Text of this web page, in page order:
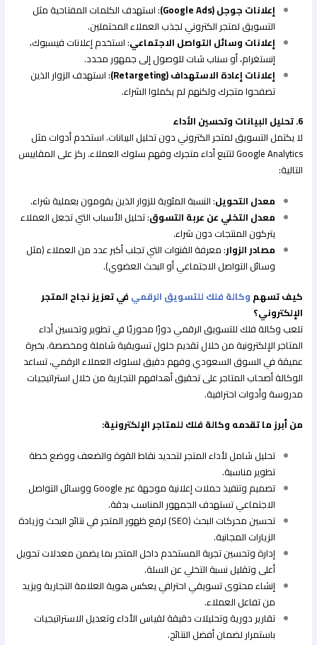
إعلانات جوجل (Google Ads)
: استهدف الكلمات المفتاحية مثل
التسويق لمتجر الكتروني لجذب العملاء المحتملين.
إعلانات وسائل التواصل الاجتماعي: استخدم إعلانات فيسبوك،
إنستغرام، أو سناب شات للوصول إلى جمهور محدد.
إعلانات إعادة الاستهداف (Retargeting)
: استهدف الزوار الذين
تصفحوا متجرك ولكنهم لم يكملوا الشراء.
6. تحليل البيانات وتحسين الأداء
لا يكتمل التسويق لمتجر الكتروني دون تحليل البيانات. استخدم أدوات مثل
Google Analytics لتتبع أداء متجرك وفهم سلوك العملاء. ركز على المقاييس
التالية:
معدل التحويل: النسبة المئوية للزوار الذين يقومون بعملية شراء.
معدل التخلي عن عربة التسوق: تحليل الأسباب التي تجعل العملاء
يتركون المنتجات دون شراء.
مصادر الزوار: معرفة القنوات التي تجلب أكبر عدد من العملاء (مثل
وسائل التواصل الاجتماعي أو البحث العضوي).
كيف تسهم وكالة فلك للتسويق الرقمي في تعزيز نجاح المتجر
الإلكتروني؟
تلعب وكالة فلك للتسويق الرقمي دورًا محوريًا في تطوير وتحسين أداء
المتاجر الإلكترونية من خلال تقديم حلول تسويقية شاملة ومخصصة. بخبرة
عميقة في السوق السعودي وفهم دقيق لسلوك العملاء الرقمي، تساعد
الوكالة أصحاب المتاجر على تحقيق أهدافهم التجارية من خلال استراتيجيات
مدروسة وأدوات احترافية.
من أبرز ما تقدمه وكالة فلك للمتاجر الإلكترونية:
تحليل شامل لأداء المتجر لتحديد نقاط القوة والضعف ووضع خطة
تطوير مناسبة.
تصميم وتنفيذ حملات إعلانية موجهة عبر Google ووسائل التواصل
الاجتماعي تستهدف الجمهور المناسب بدقة.
تحسين محركات البحث (SEO) لرفع ظهور المتجر في نتائج البحث وزيادة
الزيارات المجانية.
إدارة وتحسين تجربة المستخدم داخل المتجر بما يضمن معدلات تحويل
أعلى وتقليل نسبة التخلي عن السلة.
إنشاء محتوى تسويقي احترافي يعكس هوية العلامة التجارية ويزيد
من تفاعل العملاء.
تقارير دورية وتحليلات دقيقة لقياس الأداء وتعديل الاستراتيجيات
باستمرار لضمان أفضل النتائج.